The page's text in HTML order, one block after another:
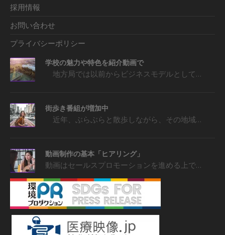
採用情報
お問い合わせ
プライバシーポリシー
学校の魅力や特色を紹介動画で
地方局では以前からビジネスモデルとして…
街歩き番組が増加中
近年、ぶらぶらと散歩しながら、その地域…
動画制作の基本「ヒアリング」
動画はセールスプロモーションを進める上で…